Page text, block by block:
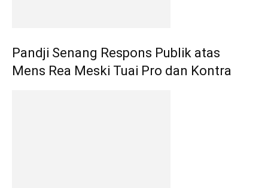
Pandji Senang Respons Publik atas
Mens Rea Meski Tuai Pro dan Kontra